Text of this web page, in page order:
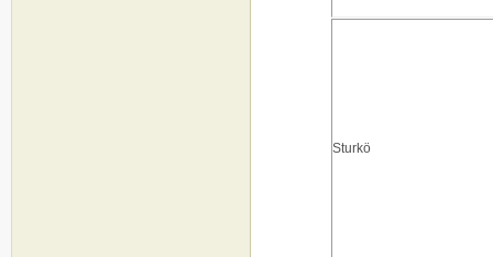
Sturkö